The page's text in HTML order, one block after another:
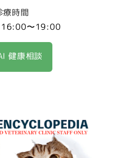
療時間
〜19:00
健康相談